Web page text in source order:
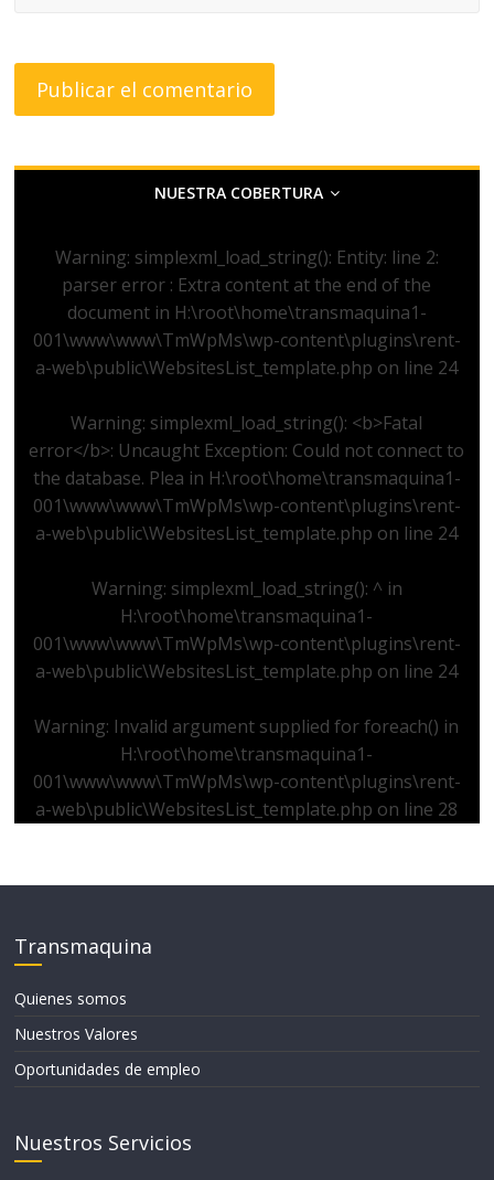
NUESTRA COBERTURA
Warning: simplexml_load_string(): Entity: line 2:
parser error : Extra content at the end of the
document in H:\root\home\transmaquina1-
001\www\www\TmWpMs\wp-content\plugins\rent-
a-web\public\WebsitesList_template.php on line 24
Warning: simplexml_load_string(): <b>Fatal
error</b>: Uncaught Exception: Could not connect to
the database. Plea in H:\root\home\transmaquina1-
001\www\www\TmWpMs\wp-content\plugins\rent-
a-web\public\WebsitesList_template.php on line 24
Warning: simplexml_load_string(): ^ in
H:\root\home\transmaquina1-
001\www\www\TmWpMs\wp-content\plugins\rent-
a-web\public\WebsitesList_template.php on line 24
Warning: Invalid argument supplied for foreach() in
H:\root\home\transmaquina1-
001\www\www\TmWpMs\wp-content\plugins\rent-
a-web\public\WebsitesList_template.php on line 28
Transmaquina
Quienes somos
Nuestros Valores
Oportunidades de empleo
Nuestros Servicios